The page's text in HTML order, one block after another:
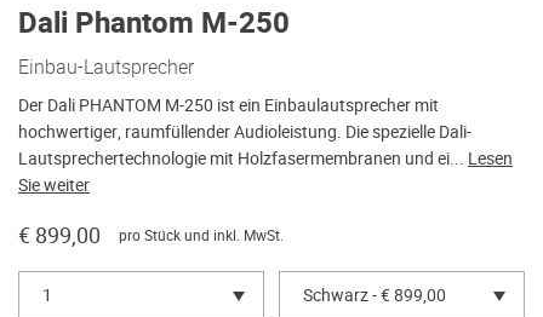
Dali Phantom M-250
Einbau-Lautsprecher
Der Dali PHANTOM M-250 ist ein Einbaulautsprecher mit
hochwertiger, raumfüllender Audioleistung. Die spezielle Dali-
Lautsprechertechnologie mit Holzfasermembranen und ei... Lesen
Sie weiter
€ 899,00 pro Stück und inkl. MwSt.
1 Schwarz - € 899,00